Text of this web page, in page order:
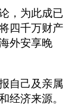
，为此成已
四千万财产
外安享晚
自己及亲属
经济来源。